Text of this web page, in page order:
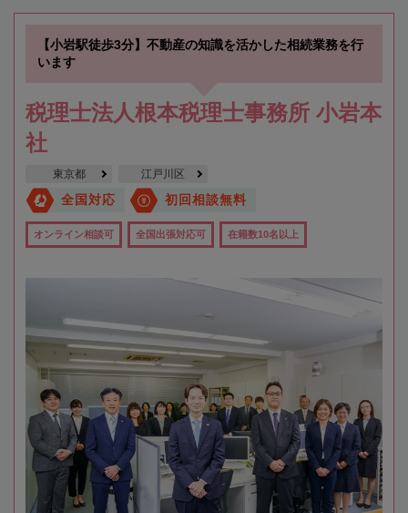
【小岩駅徒歩3分】不動産の知識を活かした相続業務を行
います
税理士法人根本税理士事務所 小岩本
社
東京都 江戸川区
全国対応 初回相談無料
オンライン相談可 全国出張対応可 在籍数10名以上